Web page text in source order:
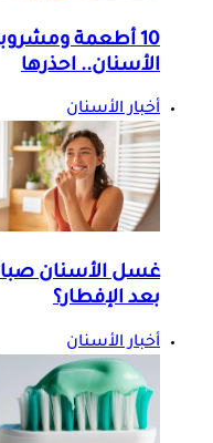
10 أطعمة
الأسنان.. احذرها
أخبار الأسنان
غسل الأسنان
بعد الإفطار؟
أخبار الأسنان